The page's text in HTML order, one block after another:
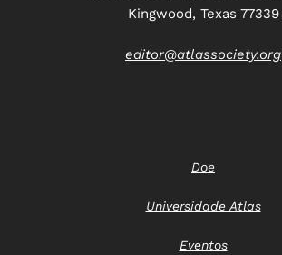
Kingwood, Texas 77339
editor@atlassociety.org
Doe
Universidade Atlas
Eventos